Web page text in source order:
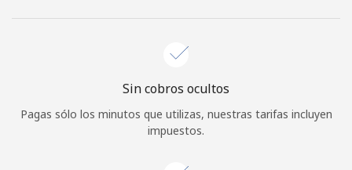
¿Olvidaste tu contraseña? →
Sin cobros ocultos
Pagas sólo los minutos que utilizas, nuestras tarifas incluyen
impuestos.